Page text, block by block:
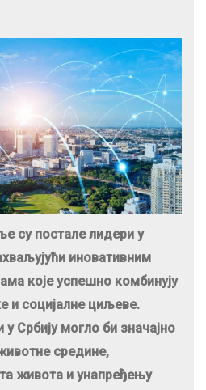
су постале лидери у
иновативним
које успешно комбинују
и социјалне циљеве.
Србију могло би значајно
средине,
живота и унапређењу